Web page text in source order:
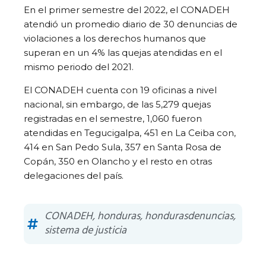
En el primer semestre del 2022, el CONADEH
atendió un promedio diario de 30 denuncias de
violaciones a los derechos humanos que
superan en un 4% las quejas atendidas en el
mismo periodo del 2021.
El CONADEH cuenta con 19 oficinas a nivel
nacional, sin embargo, de las 5,279 quejas
registradas en el semestre, 1,060 fueron
atendidas en Tegucigalpa, 451 en La Ceiba con,
414 en San Pedo Sula, 357 en Santa Rosa de
Copán, 350 en Olancho y el resto en otras
delegaciones del país.
CONADEH,honduras,hondurasdenuncias,
sistema de justicia